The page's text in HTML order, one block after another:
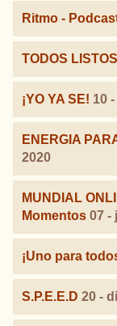
Ritmo -
TODOS LISTOS
¡YO YA SE! 10
ENERGIA
2020
MUNDIAL
Momentos 07 -
¡Uno para
S.P.E.E.D 20 -